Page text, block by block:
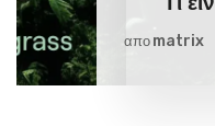
απο Matrix